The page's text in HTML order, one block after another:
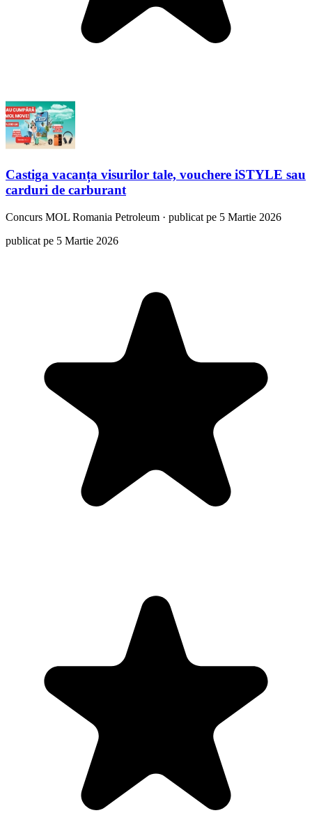
Castiga vacanța visurilor tale, vouchere iSTYLE sau
carduri de carburant
Concurs MOL Romania Petroleum · publicat pe 5 Martie 2026
publicat pe 5 Martie 2026